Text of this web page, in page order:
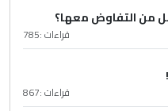
من التفاوض معها؟
قراءات :785
قراءات :867